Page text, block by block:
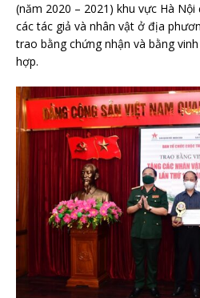
(năm 2020 – 2021) khu vực Hà
các tác giả và nhân vật ở địa
trao bằng chứng nhận và bằng
hợp.